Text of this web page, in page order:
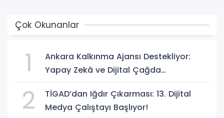
Çok Okunanlar
1
Ankara Kalkınma Ajansı Destekliyor:
Yapay Zekâ ve Dijital Çağda
Geliştirme Eğitimi Başlıyor!
2
TİGAD’dan Iğdır Çıkarması: 13. Dijital
Medya Çalıştayı Başlıyor!